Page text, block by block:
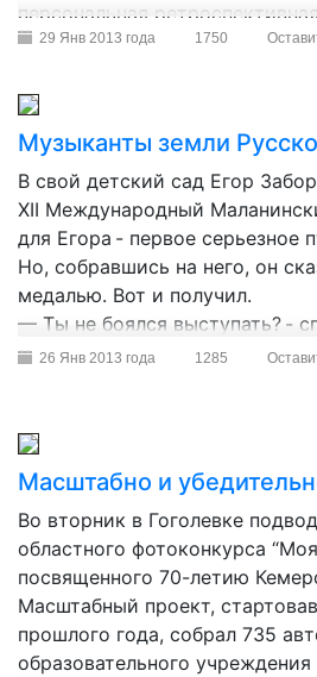
персональная
путешествий”, которая
29 Янв 2013 года 1750
Музыканты земли
В свой детский сад Егор
XII Международный
для Егора - первое серьезное
Но, собравшись на него, он
медалью. Вот и получил.
— Ты не боялся выступать? -
26 Янв 2013 года 1285
Масштабно и
Во вторник в Гоголевке
областного фотоконкурса
посвященного 70-летию
Масштабный проект,
прошлого года, собрал 735
образовательного учреждения